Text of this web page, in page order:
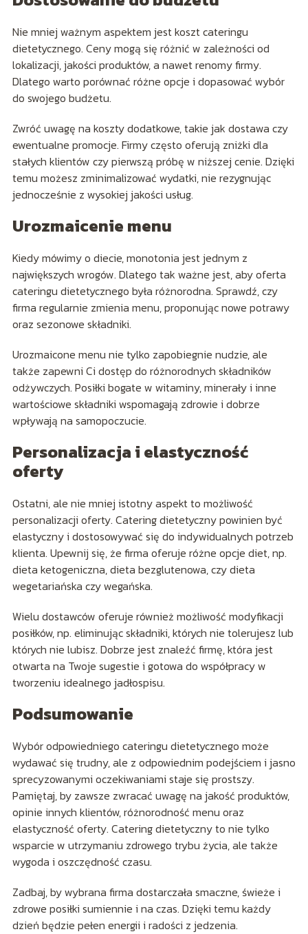
Nie mniej ważnym aspektem jest koszt cateringu
dietetycznego. Ceny mogą się różnić w zależności od
lokalizacji, jakości produktów, a nawet renomy firmy.
Dlatego warto porównać różne opcje i dopasować wybór
do swojego budżetu.
Zwróć uwagę na koszty dodatkowe, takie jak dostawa czy
ewentualne promocje. Firmy często oferują zniżki dla
stałych klientów czy pierwszą próbę w niższej cenie. Dzięki
temu możesz zminimalizować wydatki, nie rezygnując
jednocześnie z wysokiej jakości usług.
Urozmaicenie menu
Kiedy mówimy o diecie, monotonia jest jednym z
największych wrogów. Dlatego tak ważne jest, aby oferta
cateringu dietetycznego była różnorodna. Sprawdź, czy
firma regularnie zmienia menu, proponując nowe potrawy
oraz sezonowe składniki.
Urozmaicone menu nie tylko zapobiegnie nudzie, ale
także zapewni Ci dostęp do różnorodnych składników
odżywczych. Posiłki bogate w witaminy, minerały i inne
wartościowe składniki wspomagają zdrowie i dobrze
wpływają na samopoczucie.
Personalizacja i elastyczność
oferty
Ostatni, ale nie mniej istotny aspekt to możliwość
personalizacji oferty. Catering dietetyczny powinien być
elastyczny i dostosowywać się do indywidualnych potrzeb
klienta. Upewnij się, że firma oferuje różne opcje diet, np.
dieta ketogeniczna, dieta bezglutenowa, czy dieta
wegetariańska czy wegańska.
Wielu dostawców oferuje również możliwość modyfikacji
posiłków, np. eliminując składniki, których nie tolerujesz lub
których nie lubisz. Dobrze jest znaleźć firmę, która jest
otwarta na Twoje sugestie i gotowa do współpracy w
tworzeniu idealnego jadłospisu.
Podsumowanie
Wybór odpowiedniego cateringu dietetycznego może
wydawać się trudny, ale z odpowiednim podejściem i jasno
sprecyzowanymi oczekiwaniami staje się prostszy.
Pamiętaj, by zawsze zwracać uwagę na jakość produktów,
opinie innych klientów, różnorodność menu oraz
elastyczność oferty. Catering dietetyczny to nie tylko
wsparcie w utrzymaniu zdrowego trybu życia, ale także
wygoda i oszczędność czasu.
Zadbaj, by wybrana firma dostarczała smaczne, świeże i
zdrowe posiłki sumiennie i na czas. Dzięki temu każdy
dzień będzie pełen energii i radości z jedzenia.